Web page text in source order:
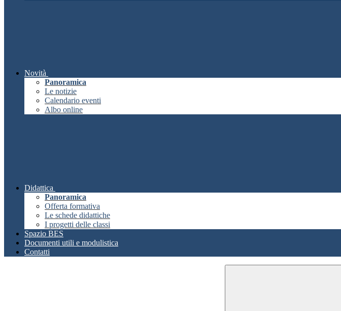
Novità
Panoramica
Le notizie
Calendario eventi
Albo online
Didattica
Panoramica
Offerta formativa
Le schede didattiche
I progetti delle classi
Spazio BES
Documenti utili e modulistica
Contatti